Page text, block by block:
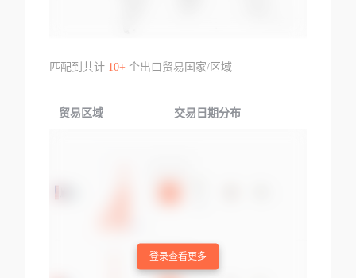
匹配到共计 10+个出口贸易国家/区域
贸易区域 交易日期分布
登录查看更多